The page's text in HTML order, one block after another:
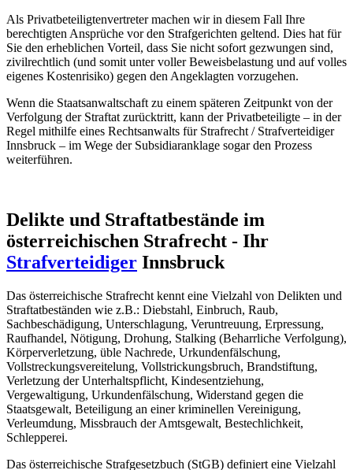
Als Privatbeteiligtenvertreter machen wir in diesem Fall Ihre
berechtigten Ansprüche vor den Strafgerichten geltend. Dies hat für
Sie den erheblichen Vorteil, dass Sie nicht sofort gezwungen sind,
zivilrechtlich (und somit unter voller Beweisbelastung und auf volles
eigenes Kostenrisiko) gegen den Angeklagten vorzugehen.
Wenn die Staatsanwaltschaft zu einem späteren Zeitpunkt von der
Verfolgung der Straftat zurücktritt, kann der Privatbeteiligte – in der
Regel mithilfe eines Rechtsanwalts für Strafrecht / Strafverteidiger
Innsbruck – im Wege der Subsidiaranklage sogar den Prozess
weiterführen.
Delikte und Straftatbestände im
österreichischen Strafrecht - Ihr
Strafverteidiger Innsbruck
Das österreichische Strafrecht kennt eine Vielzahl von Delikten und
Straftatbeständen wie z.B.: Diebstahl, Einbruch, Raub,
Sachbeschädigung, Unterschlagung, Veruntreuung, Erpressung,
Raufhandel, Nötigung, Drohung, Stalking (Beharrliche Verfolgung),
Körperverletzung, üble Nachrede, Urkundenfälschung,
Vollstreckungsvereitelung, Vollstrickungsbruch, Brandstiftung,
Verletzung der Unterhaltspflicht, Kindesentziehung,
Vergewaltigung, Urkundenfälschung, Widerstand gegen die
Staatsgewalt, Beteiligung an einer kriminellen Vereinigung,
Verleumdung, Missbrauch der Amtsgewalt, Bestechlichkeit,
Schlepperei.
Das österreichische Strafgesetzbuch (StGB) definiert eine Vielzahl